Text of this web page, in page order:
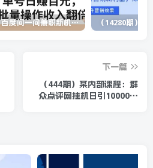
百度问一问兼职新机遇，单号日赚百元，批量操作收入翻倍
下一篇
（444期）某内部课程：群
众点评网挂机日引10000流